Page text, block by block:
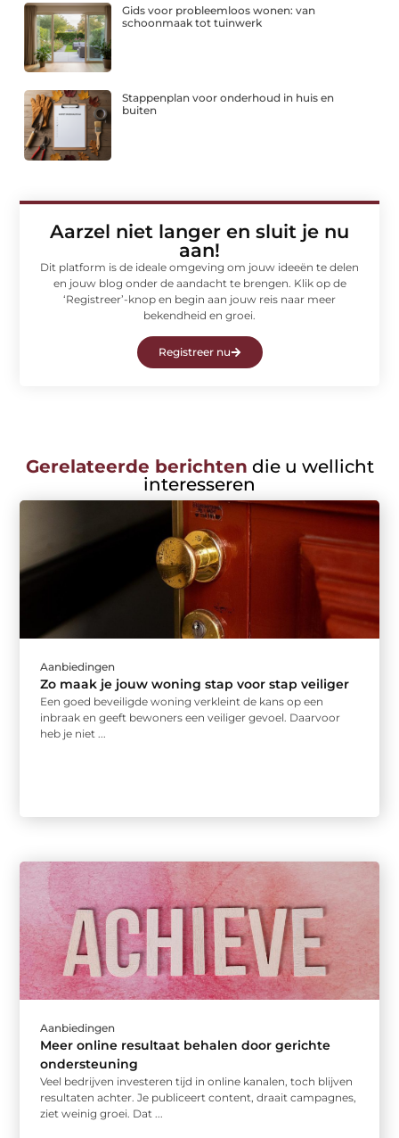
Gids voor probleemloos wonen: van
schoonmaak tot tuinwerk
Stappenplan voor onderhoud in huis en
buiten
Aarzel niet langer en sluit je nu
aan!
Dit platform is de ideale omgeving om jouw ideeën te delen
en jouw blog onder de aandacht te brengen. Klik op de
‘Registreer’-knop en begin aan jouw reis naar meer
bekendheid en groei.
Registreer nu
Gerelateerde berichten die u wellicht
interesseren
Aanbiedingen
Zo maak je jouw woning stap voor stap veiliger
Een goed beveiligde woning verkleint de kans op een
inbraak en geeft bewoners een veiliger gevoel. Daarvoor
heb je niet ...
Aanbiedingen
Meer online resultaat behalen door gerichte
ondersteuning
Veel bedrijven investeren tijd in online kanalen, toch blijven
resultaten achter. Je publiceert content, draait campagnes,
ziet weinig groei. Dat ...